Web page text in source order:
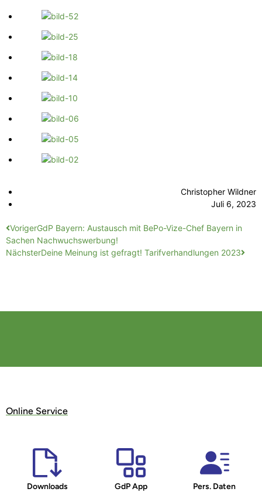
Christopher Wildner
Juli 6, 2023
VorigerGdP Bayern: Austausch mit BePo-Vize-Chef Bayern in
Sachen Nachwuchswerbung!
NächsterDeine Meinung ist gefragt! Tarifverhandlungen 2023
Online Service
Downloads GdP App Pers. Daten